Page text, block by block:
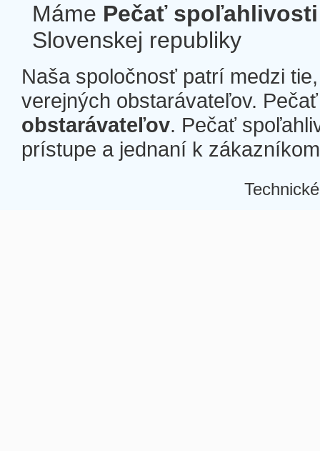
Máme Pečať spoľahlivosti
Slovenskej republiky
Naša spoločnosť patrí medzi
verejných obstarávateľov.
obstarávateľov. Pečať
prístupe a jednaní k